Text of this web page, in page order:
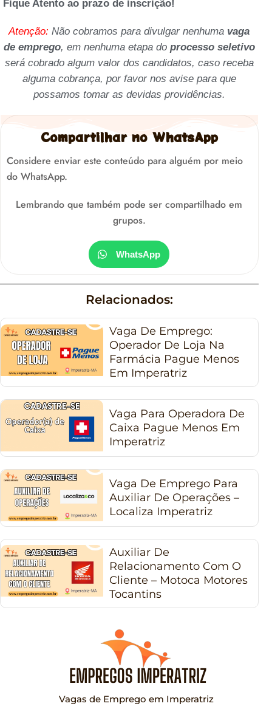
Fique Atento ao prazo de inscrição!
Atenção: Não cobramos para divulgar nenhuma vaga
de emprego, em nenhuma etapa do processo seletivo
será cobrado algum valor dos candidatos, caso receba
alguma cobrança, por favor nos avise para que
possamos tomar as devidas providências.
Compartilhar no WhatsApp
Considere enviar este conteúdo para alguém por meio
do WhatsApp.
Lembrando que também pode ser compartilhado em
grupos.
WhatsApp
Relacionados:
Vaga De Emprego:
Operador De Loja Na
Farmácia Pague Menos
Em Imperatriz
Vaga Para Operadora De
Caixa Pague Menos Em
Imperatriz
Vaga De Emprego Para
Auxiliar De Operações –
Localiza Imperatriz
Auxiliar De
Relacionamento Com O
Cliente – Motoca Motores
Tocantins
Vagas de Emprego em Imperatriz